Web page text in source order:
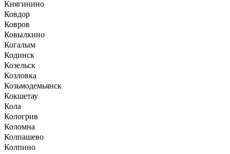
Княгинино
Ковдор
Ковров
Ковылкино
Когалым
Кодинск
Козельск
Козловка
Козьмодемьянск
Кокшетау
Кола
Кологрив
Коломна
Колпашево
Колпино